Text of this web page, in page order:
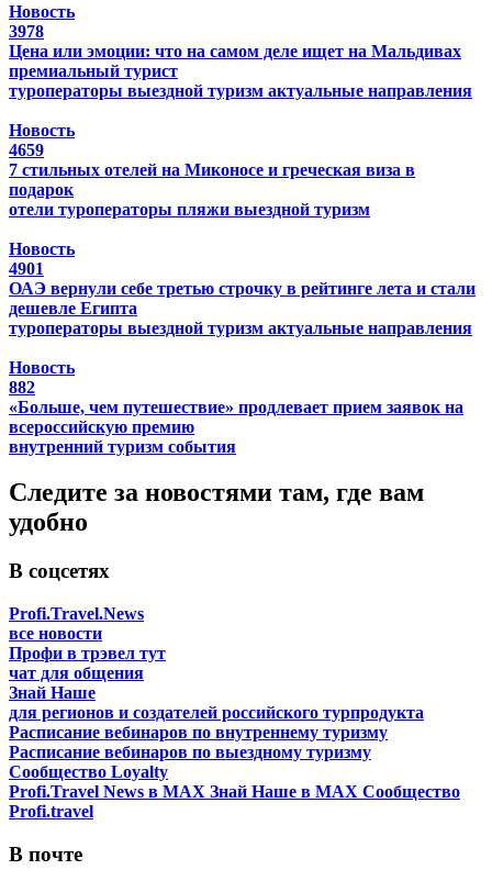
Новость
3978
Цена или эмоции: что на самом деле ищет на Мальдивах
премиальный турист
туроператоры выездной туризм актуальные направления
Новость
4659
7 стильных отелей на Миконосе и греческая виза в
подарок
отели туроператоры пляжи выездной туризм
Новость
4901
ОАЭ вернули себе третью строчку в рейтинге лета и стали
дешевле Египта
туроператоры выездной туризм актуальные направления
Новость
882
«Больше, чем путешествие» продлевает прием заявок на
всероссийскую премию
внутренний туризм события
Следите за новостями там, где вам
удобно
В соцсетях
Profi.Travel.News
все новости
Профи в трэвел тут
чат для общения
Знай Наше
для регионов и создателей российского турпродукта
Расписание вебинаров по внутреннему туризму
Расписание вебинаров по выездному туризму
Сообщество Loyalty
Profi.Travel News в MAX Знай Наше в MAX Сообщество
Profi.travel
В почте